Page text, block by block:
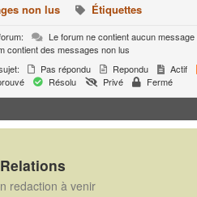
non lus
Étiquettes
Le forum ne contient aucun message
contient des messages non lus
Pas répondu Repondu Actif
Résolu Privé Fermé
redaction à venir